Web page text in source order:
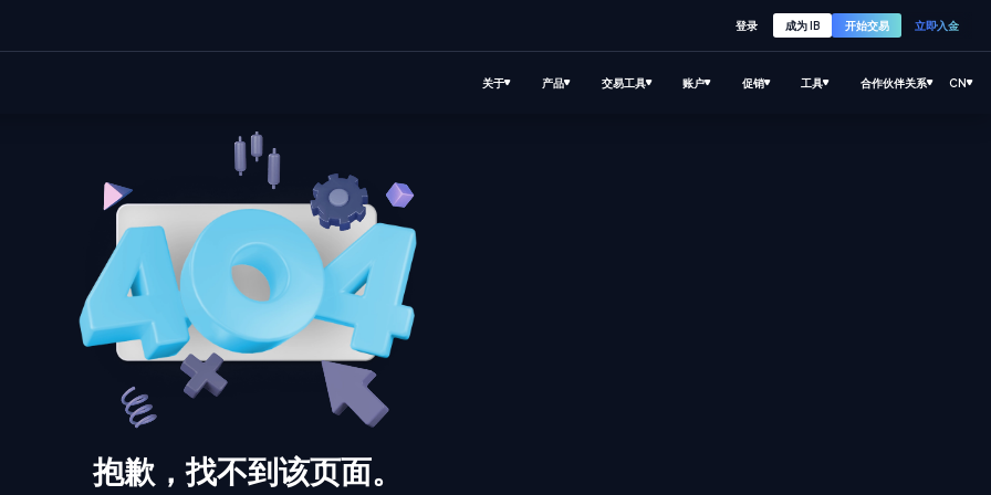
登录 成为 IB 开始交易 立即入金
关于 产品 交易工具 账户 促销 工具 合作伙伴关系 CN
抱歉，找不到该页面。